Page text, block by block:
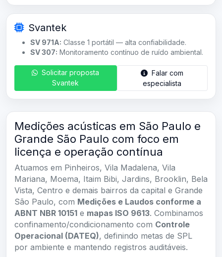
Svantek
SV 971A: Classe 1 portátil — alta confiabilidade.
SV 307: Monitoramento contínuo de ruído ambiental.
Solicitar proposta
Svantek
Falar com
especialista
Medições acústicas em São Paulo e
Grande São Paulo com foco em
licença e operação contínua
Atuamos em Pinheiros, Vila Madalena, Vila
Mariana, Moema, Itaim Bibi, Jardins, Brooklin, Bela
Vista, Centro e demais bairros da capital e Grande
São Paulo, com Medições e Laudos conforme a
ABNT NBR 10151 e mapas ISO 9613. Combinamos
confinamento/condicionamento com Controle
Operacional (DATEQ), definindo metas de SPL
por ambiente e mantendo registros auditáveis.